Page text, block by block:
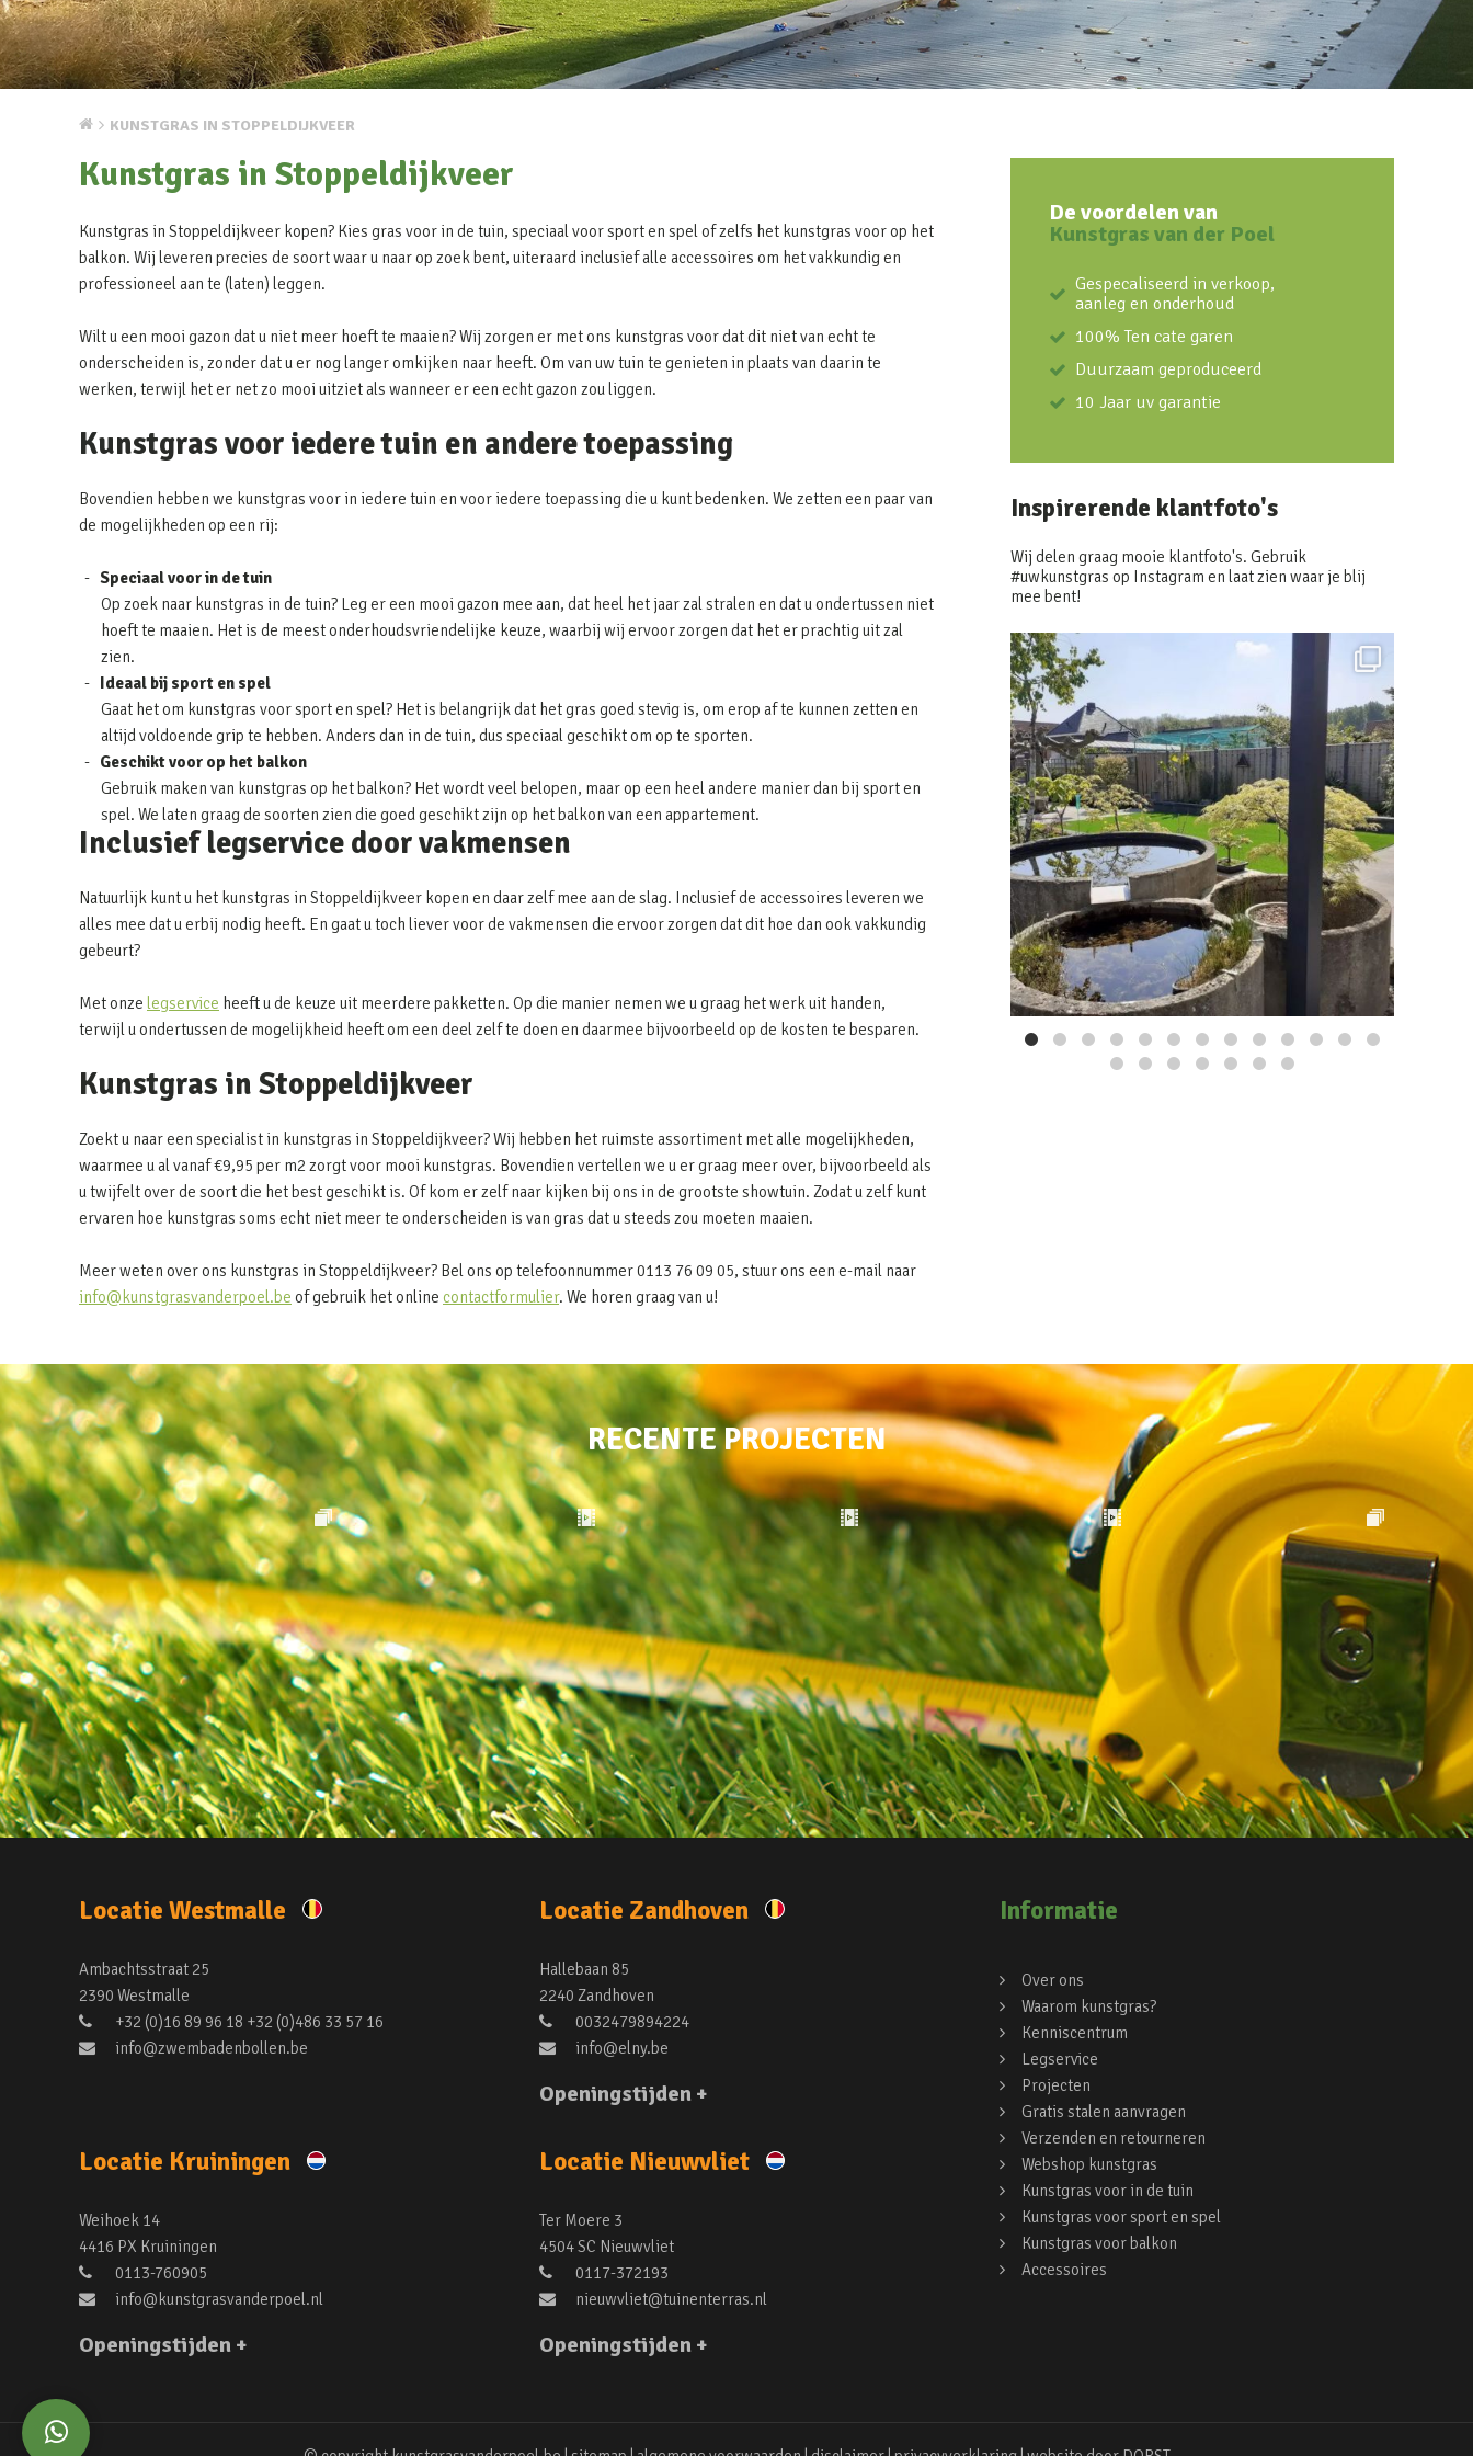
KUNSTGRAS IN STOPPELDIJKVEER
Kunstgras in Stoppeldijkveer
Kunstgras in Stoppeldijkveer kopen? Kies gras voor in de tuin, speciaal voor sport en spel of zelfs het kunstgras voor op het
balkon. Wij leveren precies de soort waar u naar op zoek bent, uiteraard inclusief alle accessoires om het vakkundig en
professioneel aan te (laten) leggen.
Wilt u een mooi gazon dat u niet meer hoeft te maaien? Wij zorgen er met ons kunstgras voor dat dit niet van echt te
onderscheiden is, zonder dat u er nog langer omkijken naar heeft. Om van uw tuin te genieten in plaats van daarin te
werken, terwijl het er net zo mooi uitziet als wanneer er een echt gazon zou liggen.
Kunstgras voor iedere tuin en andere toepassing
Bovendien hebben we kunstgras voor in iedere tuin en voor iedere toepassing die u kunt bedenken. We zetten een paar van
de mogelijkheden op een rij:
Speciaal voor in de tuin
Op zoek naar kunstgras in de tuin? Leg er een mooi gazon mee aan, dat heel het jaar zal stralen en dat u ondertussen niet
hoeft te maaien. Het is de meest onderhoudsvriendelijke keuze, waarbij wij ervoor zorgen dat het er prachtig uit zal
zien.
Ideaal bij sport en spel
Gaat het om kunstgras voor sport en spel? Het is belangrijk dat het gras goed stevig is, om erop af te kunnen zetten en
altijd voldoende grip te hebben. Anders dan in de tuin, dus speciaal geschikt om op te sporten.
Geschikt voor op het balkon
Gebruik maken van kunstgras op het balkon? Het wordt veel belopen, maar op een heel andere manier dan bij sport en
spel. We laten graag de soorten zien die goed geschikt zijn op het balkon van een appartement.
Inclusief legservice door vakmensen
Natuurlijk kunt u het kunstgras in Stoppeldijkveer kopen en daar zelf mee aan de slag. Inclusief de accessoires leveren we
alles mee dat u erbij nodig heeft. En gaat u toch liever voor de vakmensen die ervoor zorgen dat dit hoe dan ook vakkundig
gebeurt?
Met onze legservice heeft u de keuze uit meerdere pakketten. Op die manier nemen we u graag het werk uit handen,
terwijl u ondertussen de mogelijkheid heeft om een deel zelf te doen en daarmee bijvoorbeeld op de kosten te besparen.
Kunstgras in Stoppeldijkveer
Zoekt u naar een specialist in kunstgras in Stoppeldijkveer? Wij hebben het ruimste assortiment met alle mogelijkheden,
waarmee u al vanaf €9,95 per m2 zorgt voor mooi kunstgras. Bovendien vertellen we u er graag meer over, bijvoorbeeld als
u twijfelt over de soort die het best geschikt is. Of kom er zelf naar kijken bij ons in de grootste showtuin. Zodat u zelf kunt
ervaren hoe kunstgras soms echt niet meer te onderscheiden is van gras dat u steeds zou moeten maaien.
Meer weten over ons kunstgras in Stoppeldijkveer? Bel ons op telefoonnummer 0113 76 09 05, stuur ons een e-mail naar
info@kunstgrasvanderpoel.be of gebruik het online contactformulier. We horen graag van u!
De voordelen van
Kunstgras van der Poel
Gespecaliseerd in verkoop,
aanleg en onderhoud
100% Ten cate garen
Duurzaam geproduceerd
10 Jaar uv garantie
Inspirerende klantfoto's
Wij delen graag mooie klantfoto's. Gebruik
#uwkunstgras op Instagram en laat zien waar je blij
mee bent!
Mei 3
RECENTE PROJECTEN
Locatie Westmalle
Ambachtsstraat 25
2390 Westmalle
+32 (0)16 89 96 18 +32 (0)486 33 57 16
info@zwembadenbollen.be
Locatie Zandhoven
Hallebaan 85
2240 Zandhoven
0032479894224
info@elny.be
Openingstijden +
Locatie Kruiningen
Weihoek 14
4416 PX Kruiningen
0113-760905
info@kunstgrasvanderpoel.nl
Openingstijden +
Locatie Nieuwvliet
Ter Moere 3
4504 SC Nieuwvliet
0117-372193
nieuwvliet@tuinenterras.nl
Openingstijden +
Informatie
Over ons
Waarom kunstgras?
Kenniscentrum
Legservice
Projecten
Gratis stalen aanvragen
Verzenden en retourneren
Webshop kunstgras
Kunstgras voor in de tuin
Kunstgras voor sport en spel
Kunstgras voor balkon
Accessoires